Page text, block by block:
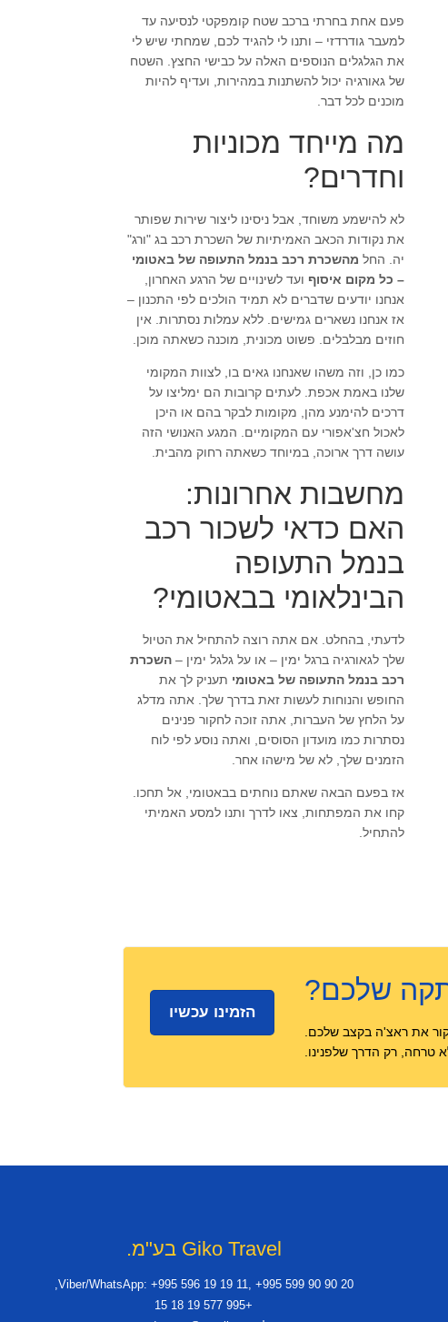
פעם אחת בחרתי ברכב שטח קומפקטי לנסיעה עד
למעבר גודרדזי – ותנו לי להגיד לכם, שמחתי שיש לי
את הגלגלים הנוספים האלה על כבישי החצץ. השטח
של גאורגיה יכול להשתנות במהירות, ועדיף להיות
מוכנים לכל דבר.
מה מייחד מכוניות
וחדרים?
לא להישמע משוחד, אבל ניסינו ליצור שירות שפותר
את נקודות הכאב האמיתיות של השכרת רכב בג "ורג"
יה. החל מהשכרת רכב בנמל התעופה של באטומי
– כל מקום איסוף ועד לשינויים של הרגע האחרון,
אנחנו יודעים שדברים לא תמיד הולכים לפי התכנון –
אז אנחנו נשארים גמישים. ללא עמלות נסתרות. אין
חוזים מבלבלים. פשוט מכונית, מוכנה כשאתה מוכן.
כמו כן, וזה משהו שאנחנו גאים בו, לצוות המקומי
שלנו באמת אכפת. לעתים קרובות הם ימליצו על
דרכים להימנע מהן, מקומות לבקר בהם או היכן
לאכול חצ'אפורי עם המקומיים. המגע האנושי הזה
עושה דרך ארוכה, במיוחד כשאתה רחוק מהבית.
מחשבות אחרונות:
האם כדאי לשכור רכב
בנמל התעופה
הבינלאומי בבאטומי?
לדעתי, בהחלט. אם אתה רוצה להתחיל את הטיול
שלך לגאורגיה ברגל ימין – או על גלגל ימין – השכרת
רכב בנמל התעופה של באטומי תעניק לך את
החופש והנוחות לעשות זאת בדרך שלך. אתה מדלג
על הלחץ של העברות, אתה זוכה לחקור פנינים
נסתרות כמו מועדון הסוסים, ואתה נוסע לפי לוח
הזמנים שלך, לא של מישהו אחר.
אז בפעם הבאה שאתם נוחתים בבאטומי, אל תחכו.
קחו את המפתחות, צאו לדרך ותנו למסע האמיתי
להתחיל.
שלכם?
את ראצ'ה בקצב שלכם.
טרחה, רק הדרך שלפנינו.
הזמינו עכשיו
Giko Travel בע"מ.
Viber/WhatsApp: +995 596 19 19 11, +995 599 90 90 20,
+995 577 19 18 15